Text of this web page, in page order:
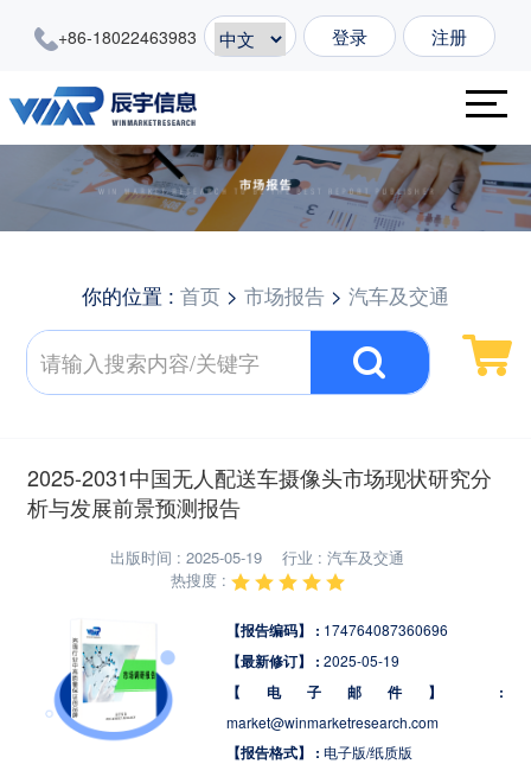
+86-18022463983 登录 注册
你的位置 : 首页 > 市场报告 > 汽车及交通
2025-2031中国无人配送车摄像头市场现状研究分
析与发展前景预测报告
出版时间 : 2025-05-19
行业 : 汽车及交通
热搜度 :
【报告编码】 : 174764087360696
【最新修订】 : 2025-05-19
【电子邮件】 :
market@winmarketresearch.com
【报告格式】 : 电子版/纸质版